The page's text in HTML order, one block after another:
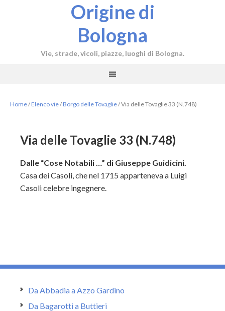
Origine di
Bologna
Vie, strade, vicoli, piazze, luoghi di Bologna.
Home/Elenco vie/Borgo delle Tovaglie/Via delle Tovaglie 33 (N.748)
Via delle Tovaglie 33 (N.748)
Dalle “Cose Notabili …” di Giuseppe Guidicini.
Casa dei Casoli, che nel 1715 apparteneva a Luigi
Casoli celebre ingegnere.
Da Abbadia a Azzo Gardino
Da Bagarotti a Buttieri